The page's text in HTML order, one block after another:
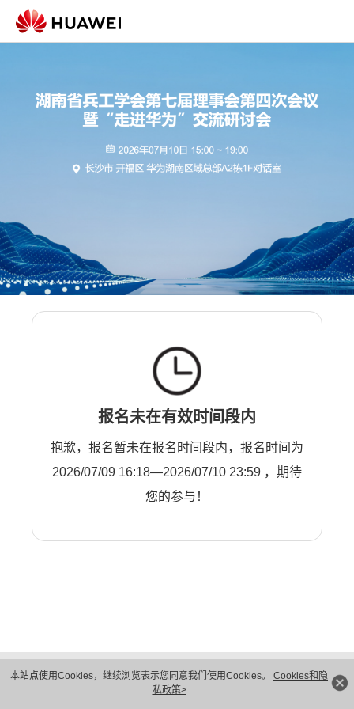
本站点使用Cookies，继续浏览表示您同意我们使用Cookies。 Cookies和隐
私政策>
报名未在有效时间段内
抱歉，报名暂未在报名时间段内，报名时间为
2026/07/09 16:18—2026/07/10 23:59 ，期待
您的参与！
隐私保护
法律声明